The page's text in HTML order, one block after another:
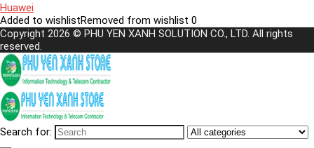
Huawei
Added to wishlistRemoved from wishlist 0
Copyright 2026 © PHU YEN XANH SOLUTION CO., LTD. All rights
reserved.
Search for: